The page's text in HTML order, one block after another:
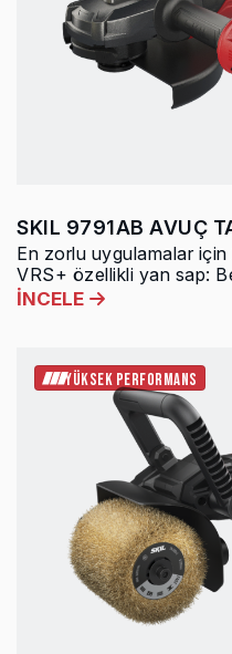
SKIL 9791AB AVUÇ
En zorlu uygulamalar
VRS+ özellikli yan sap:
İNCELE
YÜKSEK PERFORMANS